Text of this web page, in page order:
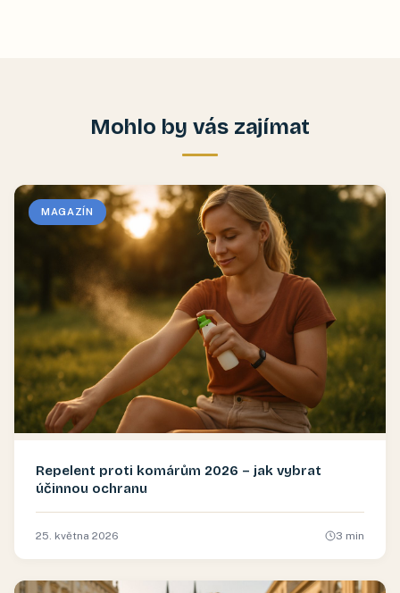
Mohlo by vás zajímat
MAGAZÍN
Repelent proti komárům 2026 – jak vybrat
účinnou ochranu
25. května 2026 3 min